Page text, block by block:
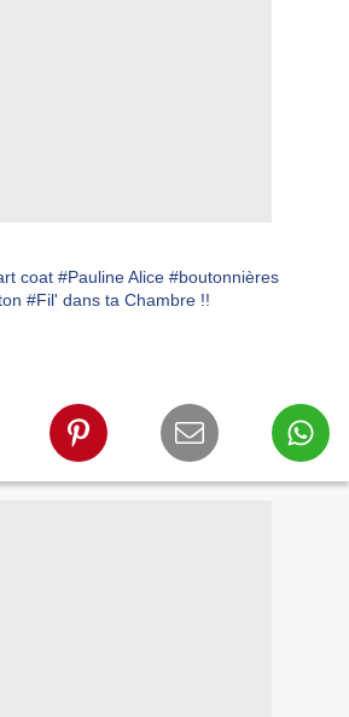
coat #Pauline Alice #boutonnières
#Fil' dans ta Chambre !!